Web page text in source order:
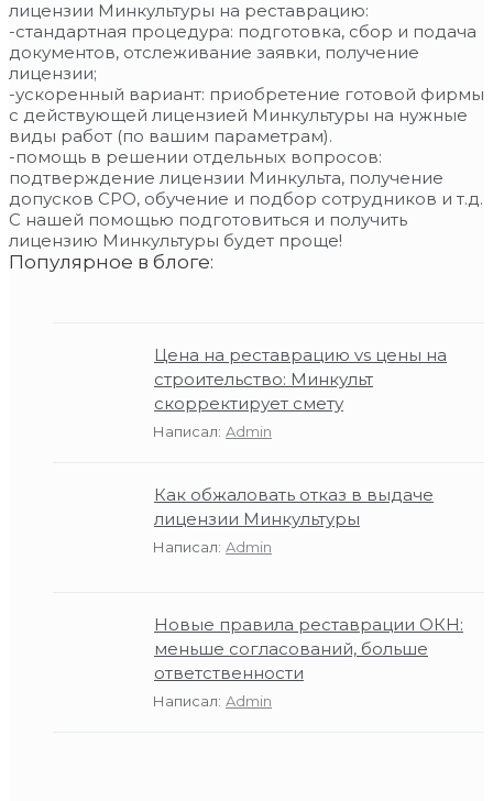
лицензии Минкультуры на реставрацию:
-стандартная процедура: подготовка, сбор и подача
документов, отслеживание заявки, получение
лицензии;
-ускоренный вариант: приобретение готовой фирмы
с действующей лицензией Минкультуры на нужные
виды работ (по вашим параметрам).
-помощь в решении отдельных вопросов:
подтверждение лицензии Минкульта, получение
допусков СРО, обучение и подбор сотрудников и т.д.
С нашей помощью подготовиться и получить
лицензию Минкультуры будет проще!
Популярное в блоге:
Цена на реставрацию vs цены на
строительство: Минкульт
скорректирует смету
Написал: Admin
Как обжаловать отказ в выдаче
лицензии Минкультуры
Написал: Admin
Новые правила реставрации ОКН:
меньше согласований, больше
ответственности
Написал: Admin